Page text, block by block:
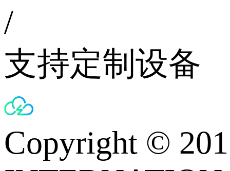
/
支持定制设备
Copyright ©